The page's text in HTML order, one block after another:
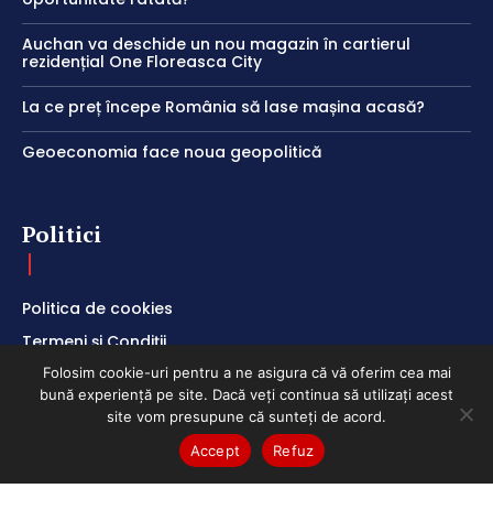
Auchan va deschide un nou magazin în cartierul
rezidențial One Floreasca City
La ce preț începe România să lase mașina acasă?
Geoeconomia face noua geopolitică
Politici
Politica de cookies
Termeni și Condiții
Politica de Confidențialitate
ClubEconomic @2026
Folosim cookie-uri pentru a ne asigura că vă oferim cea mai
bună experiență pe site. Dacă veți continua să utilizați acest
site vom presupune că sunteți de acord.
Accept
Refuz